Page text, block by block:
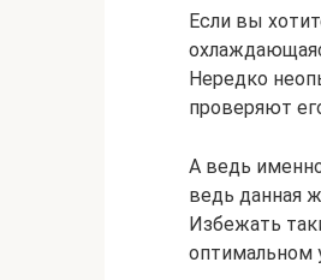
Если вы
Нередко
проверяют
А ведь
ведь данная
Избежать
оптимальном